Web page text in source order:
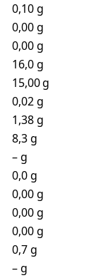
0,10 g
0,00 g
0,00 g
16,0 g
15,00 g
0,02 g
1,38 g
8,3 g
– g
0,0 g
0,00 g
0,00 g
0,00 g
0,7 g
– g